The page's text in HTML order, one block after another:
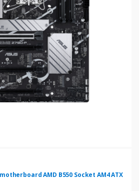
motherboard AMD B550 Socket AM4 ATX